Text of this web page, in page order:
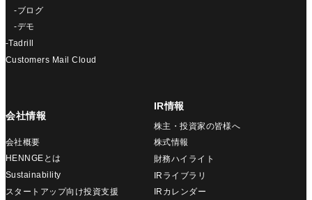
-ブログ
-デモ
-Tadrill
Customers Mail Cloud
会社情報
会社概要
HENNGEとは
Sustainability
スタートアップ向け投資支援
IR情報
株主・投資家の皆様へ
株式情報
財務ハイライト
IRライブラリ
IRカレンダー